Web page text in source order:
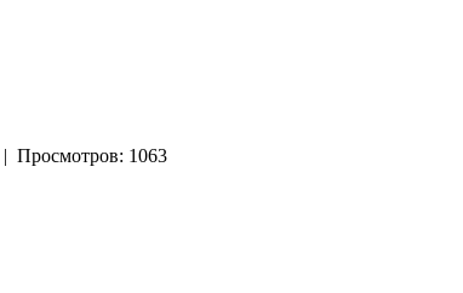
| Просмотров: 1063